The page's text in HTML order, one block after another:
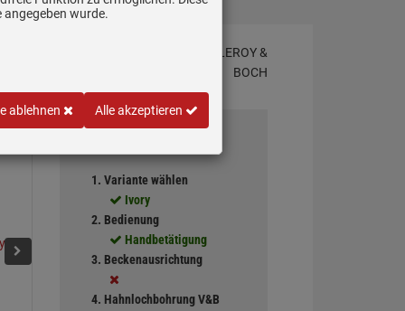
Chromit
1. Variante wählen
Ivory
2. Bedienung
Handbetätigung
3. Beckenausrichtung
4. Hahnlochbohrung V&B
angegeben wurde.
ablehnen Alle akzeptieren